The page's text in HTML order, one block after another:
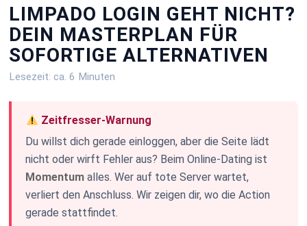
LIMPADO LOGIN GEHT NICHT?
DEIN MASTERPLAN FÜR
SOFORTIGE ALTERNATIVEN
Lesezeit: ca. 6 Minuten
Zeitfresser-Warnung
Du willst dich gerade einloggen, aber die Seite lädt
nicht oder wirft Fehler aus? Beim Online-Dating ist
Momentum alles. Wer auf tote Server wartet,
verliert den Anschluss. Wir zeigen dir, wo die Action
gerade stattfindet.